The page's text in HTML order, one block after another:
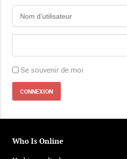
Se souvenir de moi
Who Is Online